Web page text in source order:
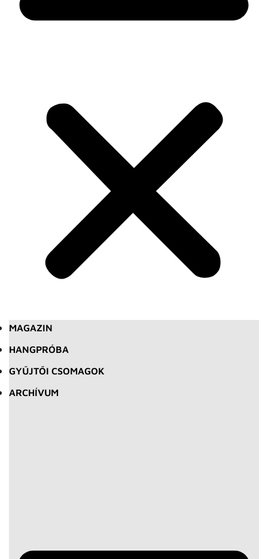
MAGAZIN
HANGPRÓBA
GYŰJTŐI CSOMAGOK
ARCHÍVUM